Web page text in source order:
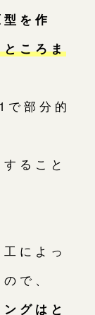
を作
ところま
で部分的
ること
によっ
で、
グはと